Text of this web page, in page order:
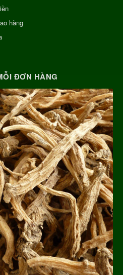
hàng
ĐƠN HÀNG